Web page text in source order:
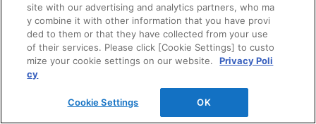
地震対策グッズを選ぶ際は、家具の デザインとマッ
チしやすいものをおすすめします。
地震対策グッズは大きなものが多く、部屋の中で目
立ってしまいます。特に突っ張りタイプのアイテム
site with our advertising and analytics partners, who ma
y combine it with other information that you have provi
ded to them or that they have collected from your use
of their services. Please click [Cookie Settings] to custo
mize your cookie settings on our website.
Privacy Poli
cy
Cookie Settings OK